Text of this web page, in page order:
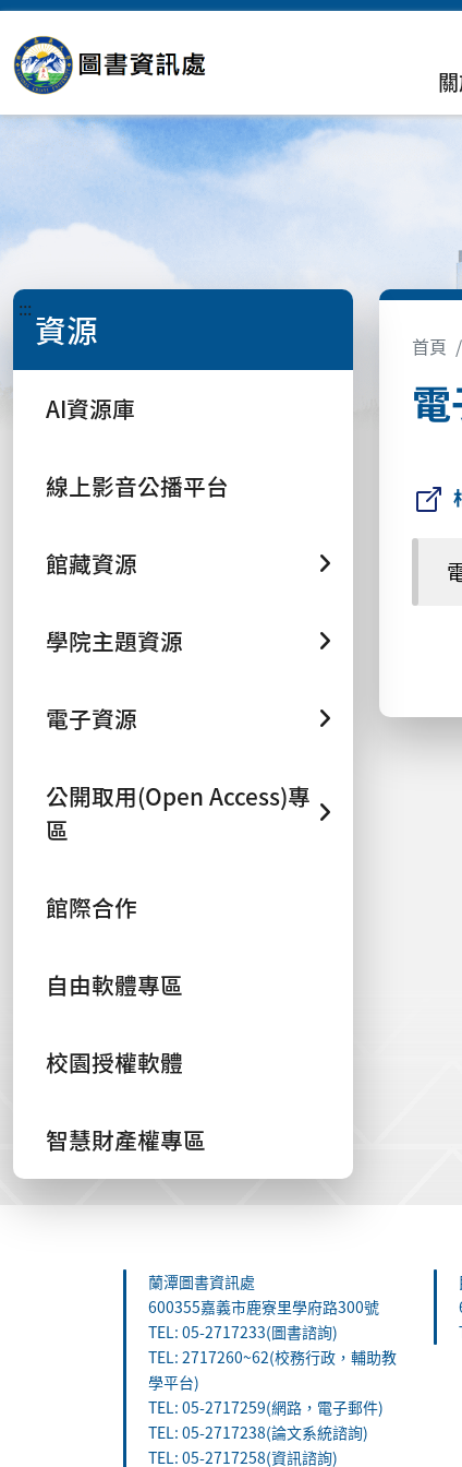
::: 資源
AI資源庫
線上影音公播平台
館藏資源
學院主題資源
電子資源
公開取用(Open Access)專
區
館際合作
自由軟體專區
校園授權軟體
智慧財產權專區
首頁
蘭潭圖書資訊處
600355嘉義市鹿寮里學府路300號
TEL: 05-2717233(圖書諮詢)
TEL: 2717260~62(校務行政，輔助教
學平台)
TEL: 05-2717259(網路，電子郵件)
TEL: 05-2717238(論文系統諮詢)
TEL: 05-2717258(資訊諮詢)